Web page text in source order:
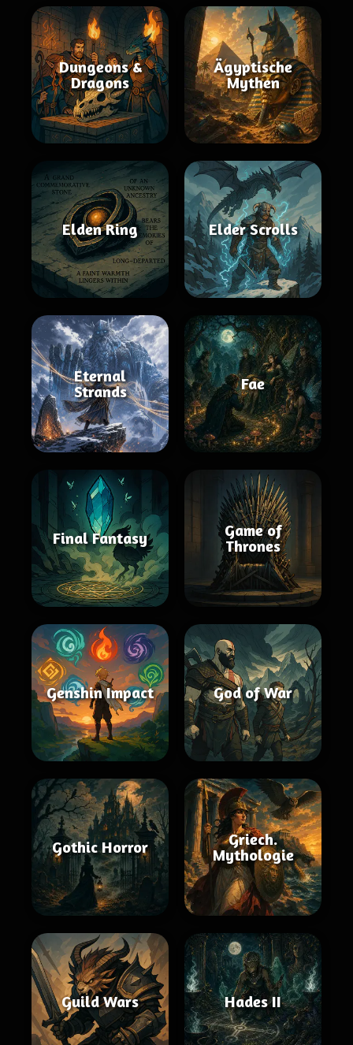
Dungeons &
Dragons
Ägyptische
Mythen
Elden Ring Elder Scrolls
Eternal
Strands
Fae
Final Fantasy
Game of
Thrones
Genshin Impact God of War
Gothic Horror
Griech.
Mythologie
Guild Wars Hades II